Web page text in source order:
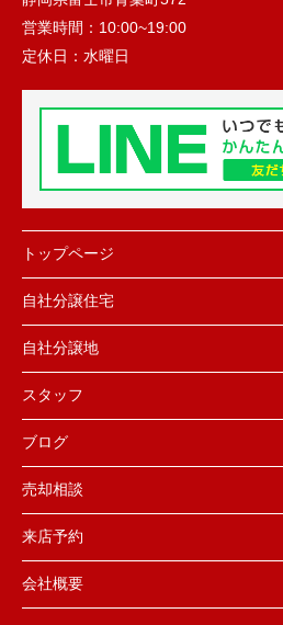
営業時間： 10:00~19:00
定休日： 水曜日
トップページ
自社分譲住宅
自社分譲地
スタッフ
ブログ
売却相談
来店予約
会社概要